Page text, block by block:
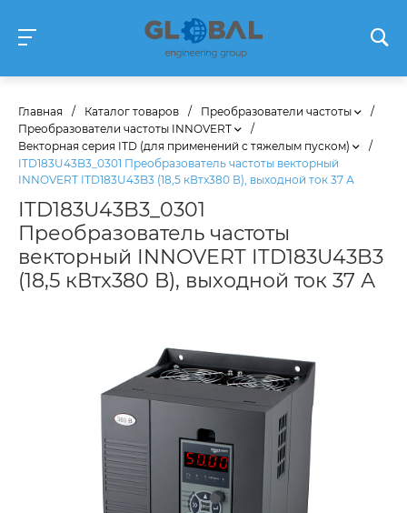
Главная / Каталог товаров / Преобразователи частоты
/
Преобразователи частоты INNOVERT
/
Векторная серия ITD (для применений с тяжелым пуском)
/
ITD183U43B3_0301 Преобразователь частоты векторный
INNOVERT ITD183U43B3 (18,5 кВтx380 В), выходной ток 37 А
ITD183U43B3_0301
Преобразователь частоты
векторный INNOVERT ITD183U43B3
(18,5 кВтx380 В), выходной ток 37 А